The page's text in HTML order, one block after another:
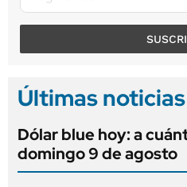
Últimas noticias
Dólar blue hoy: a
domingo 9 de agosto